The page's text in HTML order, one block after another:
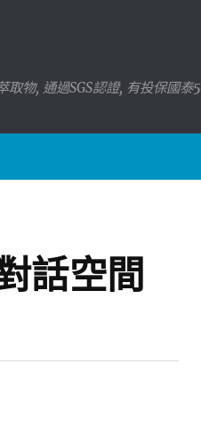
物, 通過SGS認證, 有投保國
話空間